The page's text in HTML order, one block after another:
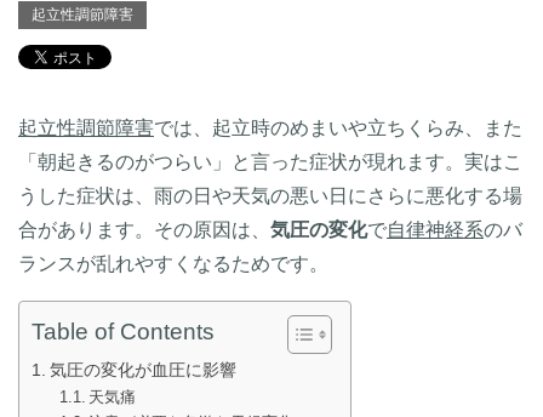
起立性調節障害
起立性調節障害では、起立時のめまいや立ちくらみ、また
「朝起きるのがつらい」と言った症状が現れます。実はこ
うした症状は、雨の日や天気の悪い日にさらに悪化する場
合があります。その原因は、 気圧の変化で自律神経系のバ
ランスが乱れやすくなるためです。
Table of Contents
気圧の変化が血圧に影響
天気痛